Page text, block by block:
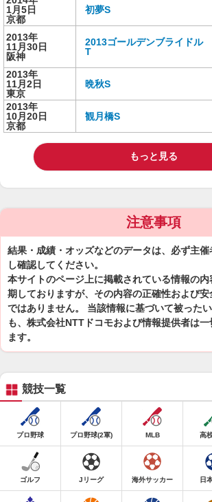
1月5日
京都
初夢S
2013年
11月30日
阪神
2013ゴールデンブライドル
T
2013年
11月2日
東京
晩秋S
2013年
10月20日
京都
観月橋S
もっと見る
注意事項
結果・成績・オッズなどのデータは、必ず主
し確認してください。
本サイトのページ上に掲載されている情報の
期しておりますが、その内容の正確性および
ではありません。 当該情報に基づいて被った
も、株式会社NTTドコモおよび情報提供者は
ます。
競技一覧
プロ野球 プロ野球(2軍) MLB 高
ゴルフ Jリーグ 海外サッカー 日